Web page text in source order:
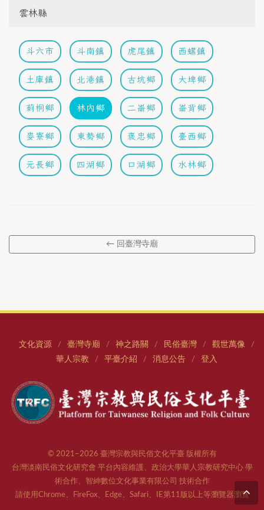
雲林縣
斗六市 斗南鎮 虎尾鎮 西螺鎮
土庫鎮 北港鎮 古坑鄉 大埤鄉
莿桐鄉 林內鄉 二崙鄉 崙背鄉
麥寮鄉 東勢鄉 褒忠鄉 臺西鄉
元長鄉 四湖鄉 口湖鄉 水林鄉
← 回臺灣寺廟
文化資源 / 臺灣寺廟 / 神之路關 / 民俗臺灣 / 觀世萬像 /
華人宗教 / 平臺介紹 / 消息公告 / 登入
© 2021–2026 臺灣宗教與民俗文化平臺 版權所有
台灣淡南民俗文化研究會 平台內容維護、政治大學華人宗教研究中心 學
術合作、智紳數位文化事業有限公司 技術合作
請使用Chrome、FireFox、Edge、Safari、IE第11版以上等瀏覽器瀏覽